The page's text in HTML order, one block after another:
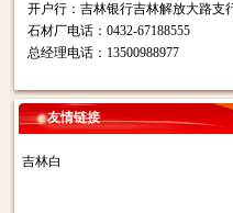
开户行：吉林银行吉林解放大路支
石材厂电话：0432-67188555
总经理电话：13500988977
友情链接
吉林白